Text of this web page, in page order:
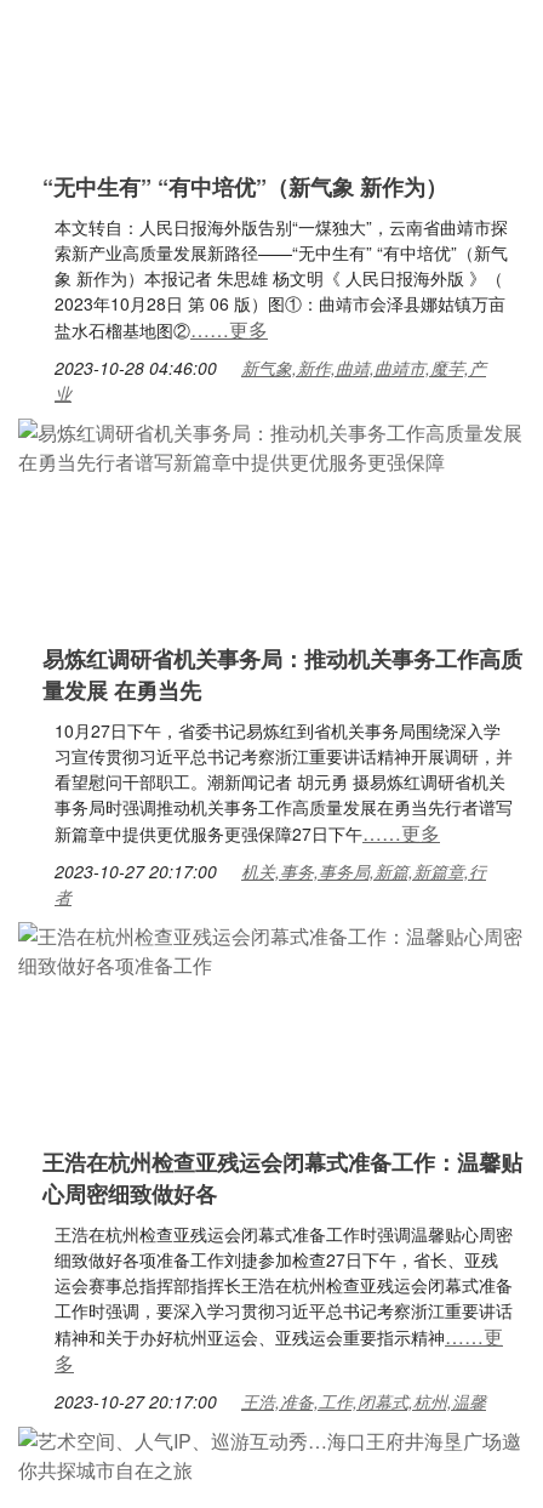
“无中生有” “有中培优”（新气象 新作为）
本文转自：人民日报海外版告别“一煤独大”，云南省曲靖市探
索新产业高质量发展新路径——“无中生有” “有中培优”（新气
象 新作为）本报记者 朱思雄 杨文明《 人民日报海外版 》（
2023年10月28日 第 06 版）图①：曲靖市会泽县娜姑镇万亩
盐水石榴基地图②……更多
2023-10-28 04:46:00
新气象,新作,曲靖,曲靖市,魔芋,产
业
易炼红调研省机关事务局：推动机关事务工作高质
量发展 在勇当先
10月27日下午，省委书记易炼红到省机关事务局围绕深入学
习宣传贯彻习近平总书记考察浙江重要讲话精神开展调研，并
看望慰问干部职工。潮新闻记者 胡元勇 摄易炼红调研省机关
事务局时强调推动机关事务工作高质量发展在勇当先行者谱写
新篇章中提供更优服务更强保障27日下午……更多
2023-10-27 20:17:00
机关,事务,事务局,新篇,新篇章,行
者
王浩在杭州检查亚残运会闭幕式准备工作：温馨贴
心周密细致做好各
王浩在杭州检查亚残运会闭幕式准备工作时强调温馨贴心周密
细致做好各项准备工作刘捷参加检查27日下午，省长、亚残
运会赛事总指挥部指挥长王浩在杭州检查亚残运会闭幕式准备
工作时强调，要深入学习贯彻习近平总书记考察浙江重要讲话
精神和关于办好杭州亚运会、亚残运会重要指示精神……更
多
2023-10-27 20:17:00 王浩,准备,工作,闭幕式,杭州,温馨